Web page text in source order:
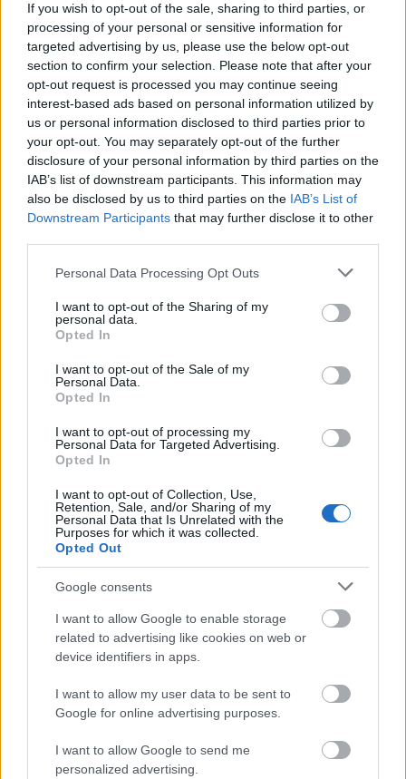
If you wish to opt-out of the sale, sharing to third parties, or
processing of your personal or sensitive information for
targeted advertising by us, please use the below opt-out
section to confirm your selection. Please note that after your
opt-out request is processed you may continue seeing
interest-based ads based on personal information utilized by
us or personal information disclosed to third parties prior to
your opt-out. You may separately opt-out of the further
disclosure of your personal information by third parties on the
IAB’s list of downstream participants. This information may
also be disclosed by us to third parties on the IAB’s List of
Downstream Participants that may further disclose it to other
Please note that this website/app uses one or more Google
not limited to your visit or usage behaviour. You may click to
grant or deny consent to Google and its third-party tags to
use your data for below specified purposes in below Google
consent section.
Personal Data Processing Opt Outs
I want to opt-out of the Sharing of my
personal data.
Opted In
I want to opt-out of the Sale of my
Personal Data.
Opted In
I want to opt-out of processing my
Personal Data for Targeted Advertising.
Opted In
I want to opt-out of Collection, Use,
Retention, Sale, and/or Sharing of my
Personal Data that Is Unrelated with the
Purposes for which it was collected.
Opted Out
Google consents
I want to allow Google to enable storage
related to advertising like cookies on web or
device identifiers in apps.
I want to allow my user data to be sent to
Google for online advertising purposes.
I want to allow Google to send me
personalized advertising.
elvárások és a társadalmi nyomás miatt
határozza el magát.Sajnos azonban ezeket az
embereket gyakran egoistának, önzőnek,
felelőtlennek tekinti a konzervatívabb réteg, akik
szerint igenis minden nőnek szülnie kell,
lehetőleg még30 éves kor előtt.
A 33 éves Kinga szerint a gyerek veszélyezteti a
női függetlenséget. „Egy gyerek beteg lesz,
lemaradsz a munkából, ami rendkívül
kockázatos. Én pedig nem akarok kockáztatni.
Egyes nők számára a gyermek nem ösztön, hanem
lemondással járó rizikó. Bár van
párkapcsolatom, valahogy egyikünk sem érzi azt,
hogy itt lenne az ideje bővíteni a családot. 8 éve
vagyunk együtt, 4 éve házasodtunk össze, és bár
véleményem, egyelőre jól érzem magam így a
bőrömben.”
Sokszor azt vágják a gyermeket vállalókra, hogy
önzők, csak a pénzt nézik, pedig mind ugyanarra
vágynak, csak gyerek nélkül. „Nem a pénzhiány
utazunk, építkezünk, autót veszünk. Sok mindent
megadok a két unokaöcsémnek, tudok nekik
segíteni, tudok rájuk vigyázni, sőt, tavaly még